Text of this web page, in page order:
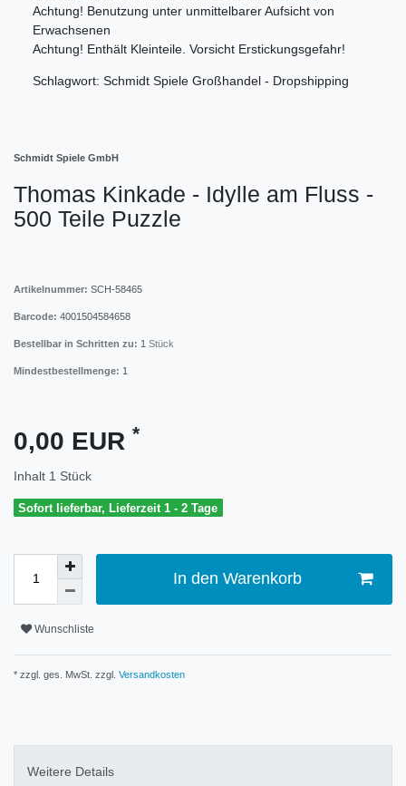
Achtung! Benutzung unter unmittelbarer Aufsicht von
Erwachsenen
Achtung! Enthält Kleinteile. Vorsicht Erstickungsgefahr!
Schlagwort: Schmidt Spiele Großhandel - Dropshipping
Schmidt Spiele GmbH
Thomas Kinkade - Idylle am Fluss -
500 Teile Puzzle
Artikelnummer: SCH-58465
Barcode: 4001504584658
Bestellbar in Schritten zu: 1 Stück
Mindestbestellmenge: 1
0,00 EUR *
Inhalt 1 Stück
Sofort lieferbar, Lieferzeit 1 - 2 Tage
In den Warenkorb
Wunschliste
* zzgl. ges. MwSt. zzgl. Versandkosten
Weitere Details